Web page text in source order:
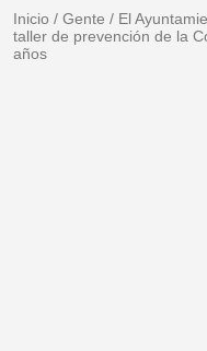
Inicio / Gente / El
taller de prevención de la
años